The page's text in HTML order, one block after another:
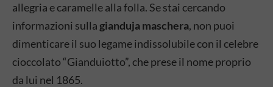
allegria e caramelle alla folla. Se stai cercando
informazioni sulla gianduja maschera, non puoi
dimenticare il suo legame indissolubile con il celebre
cioccolato “Gianduiotto”, che prese il nome proprio
da lui nel 1865.